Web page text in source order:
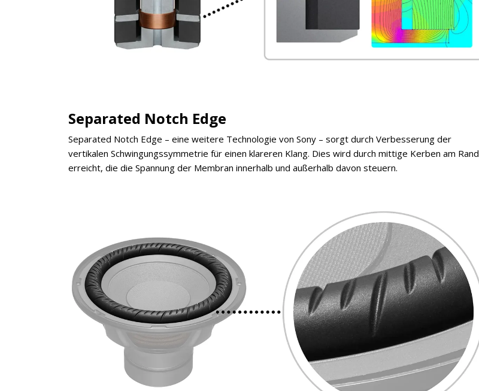
Separated Notch Edge
Separated Notch Edge – eine weitere Technologie von Sony – sorgt durch Verbesserung der
vertikalen Schwingungssymmetrie für einen klareren Klang. Dies wird durch mittige Kerben am Rand
erreicht, die die Spannung der Membran innerhalb und außerhalb davon steuern.
Jetzt anmelden
jederzeit wieder abmelden.